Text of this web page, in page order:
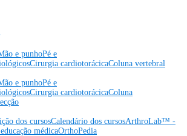
e punhoPé e
Cirurgia cardiotorácicaColuna vertebral
e punhoPé e
Cirurgia cardiotorácicaColuna
dos cursosCalendário dos cursosArthroLab™ -
médicaOrthoPedia